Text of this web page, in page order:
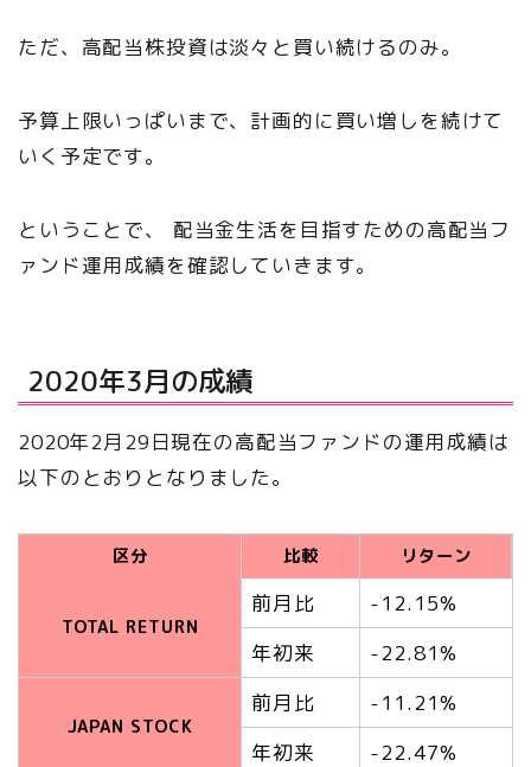
ただ、高配当株投資は淡々と買い続けるのみ。
予算上限いっぱいまで、計画的に買い増しを続けて
いく予定です。
ということで、 配当金生活を目指すための高配当フ
ァンド運用成績を確認していきます。
2020年3月の成績
2020年2月29日現在の高配当ファンドの運用成績は
以下のとおりとなりました。
区分 比較 リターン
TOTAL RETURN
前月比
-12.15%
年初来
-22.81%
JAPAN STOCK
前月比
-11.21%
年初来
-22.47%